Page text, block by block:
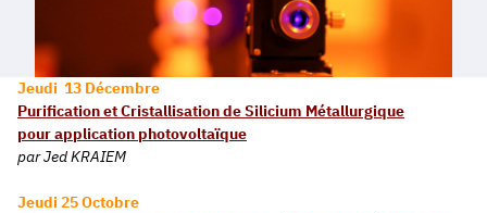
Jeudi 13 Décembre
Purification et Cristallisation de Silicium Métallurgique
pour application photovoltaïque
parJed KRAIEM
Jeudi 25 Octobre